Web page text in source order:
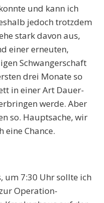
und kann ich
jedoch trotzdem
stark davon aus,
einer erneuten,
Schwangerschaft
drei Monate so
in einer Art Dauer-
werde. Aber
so. Hauptsache, wir
eine Chance.
um 7:30 Uhr sollte ich
Operation-